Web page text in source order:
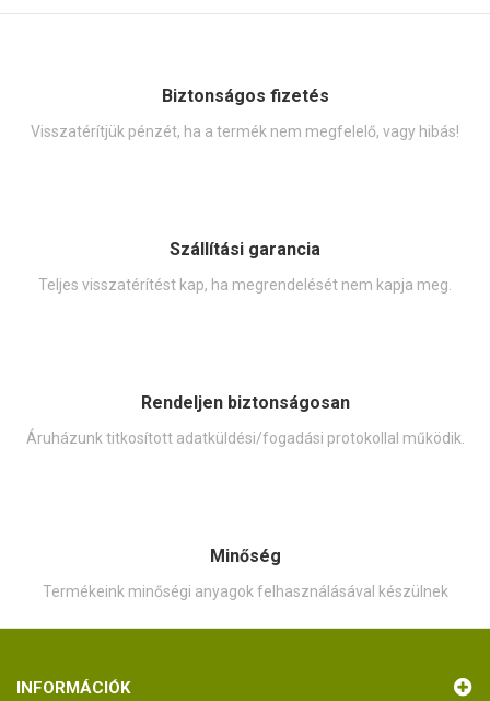
Biztonságos fizetés
Visszatérítjük pénzét, ha a termék nem megfelelő, vagy hibás!
Szállítási garancia
Teljes visszatérítést kap, ha megrendelését nem kapja meg.
Rendeljen biztonságosan
Áruházunk titkosított adatküldési/fogadási protokollal működik.
Minőség
Termékeink minőségi anyagok felhasználásával készülnek
INFORMÁCIÓK